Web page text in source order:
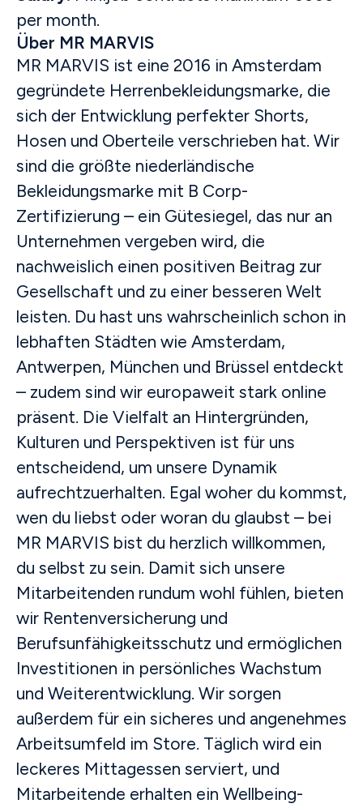
per month.
Über MR MARVIS
MR MARVIS ist eine 2016 in Amsterdam
gegründete Herrenbekleidungsmarke, die
sich der Entwicklung perfekter Shorts,
Hosen und Oberteile verschrieben hat. Wir
sind die größte niederländische
Bekleidungsmarke mit B Corp-
Zertifizierung – ein Gütesiegel, das nur an
Unternehmen vergeben wird, die
nachweislich einen positiven Beitrag zur
Gesellschaft und zu einer besseren Welt
leisten. Du hast uns wahrscheinlich schon in
lebhaften Städten wie Amsterdam,
Antwerpen, München und Brüssel entdeckt
– zudem sind wir europaweit stark online
präsent. Die Vielfalt an Hintergründen,
Kulturen und Perspektiven ist für uns
entscheidend, um unsere Dynamik
aufrechtzuerhalten. Egal woher du kommst,
wen du liebst oder woran du glaubst – bei
MR MARVIS bist du herzlich willkommen,
du selbst zu sein. Damit sich unsere
Mitarbeitenden rundum wohl fühlen, bieten
wir Rentenversicherung und
Berufsunfähigkeitsschutz und ermöglichen
Investitionen in persönliches Wachstum
und Weiterentwicklung. Wir sorgen
außerdem für ein sicheres und angenehmes
Arbeitsumfeld im Store. Täglich wird ein
leckeres Mittagessen serviert, und
Mitarbeitende erhalten ein Wellbeing-